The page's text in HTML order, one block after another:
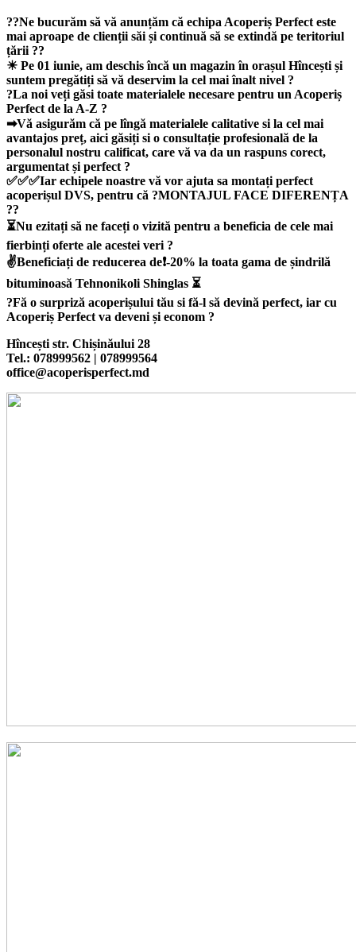
?‍?Ne bucurăm să vă anunțăm că echipa Acoperiș Perfect este
mai aproape de clienții săi și continuă să se extindă pe teritoriul
țării ??
☀ Pe 01 iunie, am deschis încă un magazin în orașul Hîncești și
suntem pregătiți să vă deservim la cel mai înalt nivel ?
?La noi veți găsi toate materialele necesare pentru un Acoperiș
Perfect de la A-Z ?
➡Vă asigurăm că pe lîngă materialele calitative si la cel mai
avantajos preț, aici găsiți si o consultație profesională de la
personalul nostru calificat, care vă va da un raspuns corect,
argumentat și perfect ?
✅✅✅Iar echipele noastre vă vor ajuta sa montați perfect
acoperișul DVS, pentru că ?MONTAJUL FACE DIFERENȚA
??
⏳Nu ezitați să ne faceți o vizită pentru a beneficia de cele mai
fierbinți oferte ale acestei veri ?
✌Beneficiați de reducerea de❗-20% la toata gama de șindrilă
bituminoasă Tehnonikoli Shinglas ⏳
?Fă o surpriză acoperișului tău si fă-l să devină perfect, iar cu
Acoperiș Perfect va deveni și econom ?
Hîncești str. Chișinăului 28
Tel.: 078999562 | 078999564
office@acoperisperfect.md